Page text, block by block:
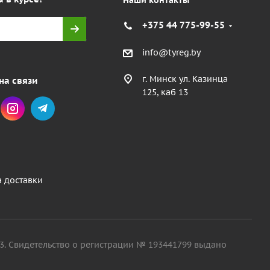
связи
доставки
+375 44 775-99-55
info@tyreg.by
г. Минск ул. Казинца
125, каб 13
Свидетельство о регистрации № 193441799 выдано